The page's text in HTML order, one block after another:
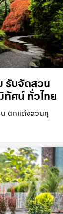
รับจัดสวน
ศน์ ทั่วไทย
ตกแต่งสวนทุ